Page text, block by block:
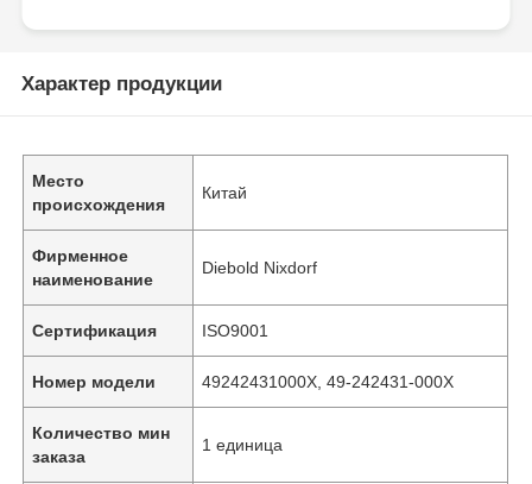
Характер продукции
Место
происхождения
Китай
Фирменное
наименование
Diebold Nixdorf
Сертификация ISO9001
Номер модели 49242431000Х, 49-242431-000Х
Количество мин
заказа
1 единица